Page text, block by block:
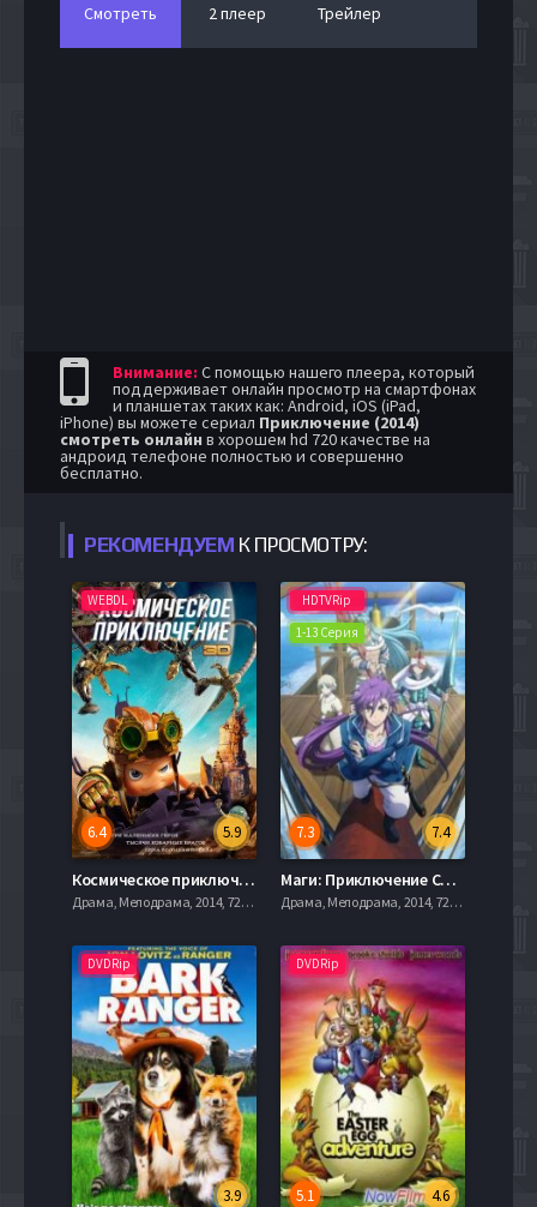
Смотреть 2 плеер Трейлер
Внимание: С помощью нашего плеера, который
поддерживает онлайн просмотр на смартфонах
и планшетах таких как: Android, iOS (iPad,
iPhone) вы можете сериал Приключение (2014)
смотреть онлайн в хорошем hd 720 качестве на
андроид телефоне полностью и совершенно
бесплатно.
РЕКОМЕНДУЕМ К ПРОСМОТРУ:
WEBDL
5.9
6.4
Космическое приключение (2019)
Драма, Мелодрама, 2014, 720hd, mobilen
HDTVRip
1-13 Серия
7.4
7.3
Маги: Приключение Синдбада (2016)
Драма, Мелодрама, 2014, 720hd, mobilen
DVDRip
3.9
DVDRip
4.6
5.1